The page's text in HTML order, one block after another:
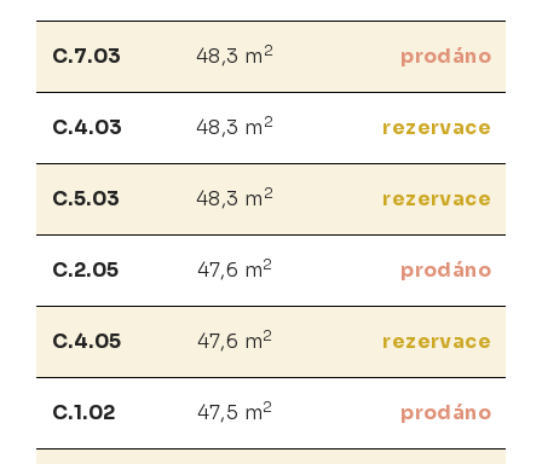
C.7.03 48,3 m 2 prodáno
C.4.03 48,3 m 2 rezervace
C.5.03 48,3 m 2 rezervace
C.2.05 47,6 m2 prodáno
C.4.05 47,6 m2 rezervace
C.1.02 47,5 m2 prodáno